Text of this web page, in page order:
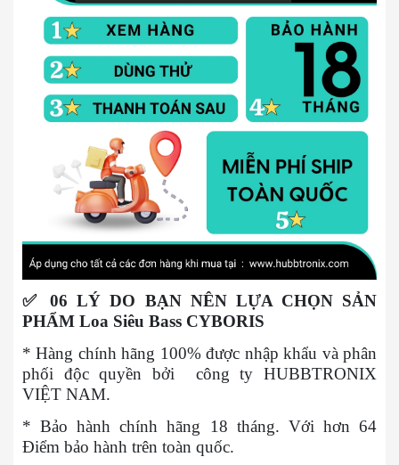
✅
06 LÝ DO BẠN NÊN LỰA CHỌN SẢN
PHẨM Loa Siêu Bass CYBORIS
* Hàng chính hãng 100% được nhập khẩu và phân
phối độc quyền bởi công ty HUBBTRONIX
VIỆT NAM.
* Bảo hành chính hãng 18 tháng. Với hơn 64
Điểm bảo hành trên toàn quốc.